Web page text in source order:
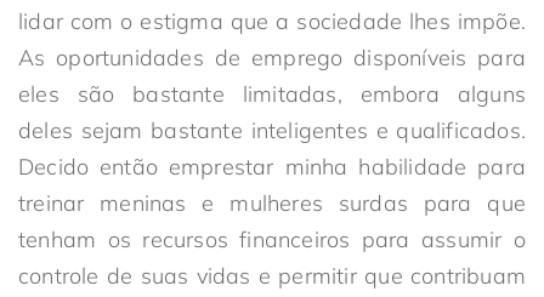
lidar com o estigma que a sociedade lhes impõe.
As oportunidades de emprego disponíveis para
eles são bastante limitadas, embora alguns
deles sejam bastante inteligentes e qualificados.
Decido então emprestar minha habilidade para
treinar meninas e mulheres surdas para que
tenham os recursos financeiros para assumir o
controle de suas vidas e permitir que contribuam